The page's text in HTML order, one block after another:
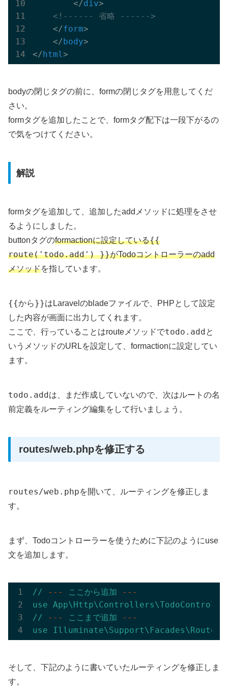
</div>
<!------ 省略 ------>
</form>
</ body>
</ html>
bodyの閉じタグの前に、formの閉じタグを用意してくだ
さい。
formタグを追加したことで、formタグ配下は一段下がるの
で気をつけてください。
解説
formタグを追加して、追加したaddメソッドに処理をさせ
るようにしました。
buttonタグのformactionに設定している{{
route('todo.add') }}がTodoコントローラーのadd
メソッドを指しています。
{{から}}はLaravelのbladeファイルで、PHPとして設定
した内容が画面に出力してくれます。
ここで、行っていることはrouteメソッドでtodo.addと
いうメソッドのURLを設定して、formactionに設定してい
ます。
todo.addは、まだ作成していないので、次はルートの名
前定義をルーティング編集をして行いましょう。
routes/web.phpを修正する
routes/web.phpを開いて、ルーティングを修正しま
す。
まず、Todoコントローラーを使うために下記のようにuse
文を追加します。
// --- ここから追加
---
use
//
--- ここまで追加
---
use
Illuminate\Support\Facades\Route;
そして、下記のように書いていたルーティングを修正しま
す。